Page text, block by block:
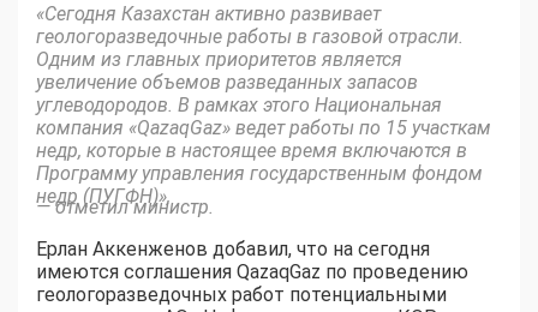
«Сегодня Казахстан активно развивает
геологоразведочные работы в газовой отрасли.
Одним из главных приоритетов является
увеличение объемов разведанных запасов
углеводородов. В рамках этого Национальная
компания «QazaqGaz» ведет работы по 15 участкам
недр, которые в настоящее время включаются в
Программу управления государственным фондом
недр (ПУГФН)»,
— отметил министр.
Ерлан Аккенженов добавил, что на сегодня
имеются соглашения QazaqGaz по проведению
геологоразведочных работ потенциальными